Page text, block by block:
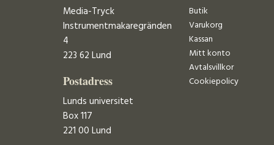
Media-Tryck
Instrumentmakaregränden
4
223 62 Lund
Postadress
Lunds universitet
Box 117
221 00 Lund
Butik
Varukorg
Kassan
Mitt konto
Avtalsvillkor
Cookiepolicy